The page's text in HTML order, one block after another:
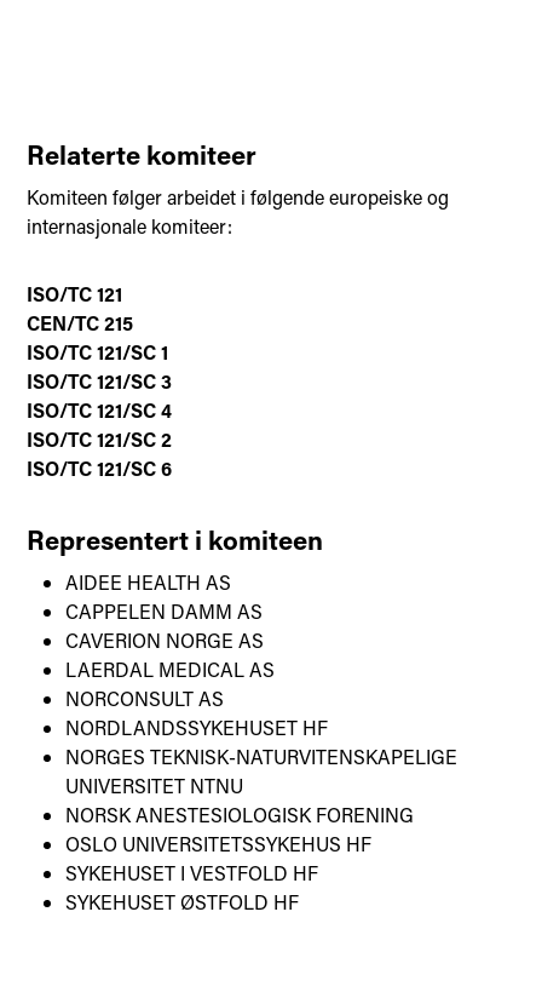
Relaterte komiteer
Komiteen følger arbeidet i følgende europeiske og
internasjonale komiteer:
ISO/TC 121
CEN/TC 215
ISO/TC 121/SC 1
ISO/TC 121/SC 3
ISO/TC 121/SC 4
ISO/TC 121/SC 2
ISO/TC 121/SC 6
Representert i komiteen
AIDEE HEALTH AS
CAPPELEN DAMM AS
CAVERION NORGE AS
LAERDAL MEDICAL AS
NORCONSULT AS
NORDLANDSSYKEHUSET HF
NORGES TEKNISK-NATURVITENSKAPELIGE
UNIVERSITET NTNU
NORSK ANESTESIOLOGISK FORENING
OSLO UNIVERSITETSSYKEHUS HF
SYKEHUSET I VESTFOLD HF
SYKEHUSET ØSTFOLD HF